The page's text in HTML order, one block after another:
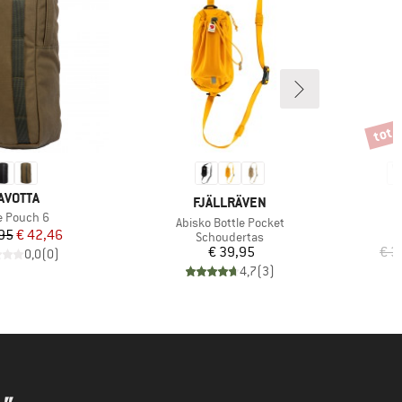
Pouch 6
Prijs
Verlaagde prijs
€ 42,46
0,0(0)
MERK
FJÄLLRÄVEN
Artikel
Abisko Bottle Pocket
Productgroep
Schoudertas
Prijs
€ 39,95
4,7(3)
€
tot -